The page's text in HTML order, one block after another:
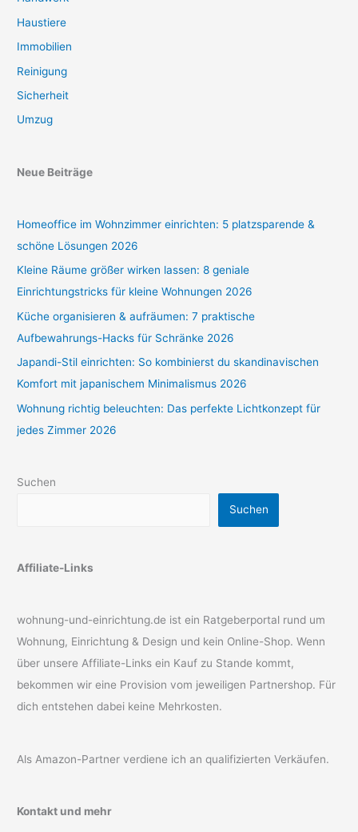
Haustiere
Immobilien
Reinigung
Sicherheit
Umzug
Neue Beiträge
Homeoffice im Wohnzimmer einrichten: 5 platzsparende &
schöne Lösungen 2026
Kleine Räume größer wirken lassen: 8 geniale
Einrichtungstricks für kleine Wohnungen 2026
Küche organisieren & aufräumen: 7 praktische
Aufbewahrungs-Hacks für Schränke 2026
Japandi-Stil einrichten: So kombinierst du skandinavischen
Komfort mit japanischem Minimalismus 2026
Wohnung richtig beleuchten: Das perfekte Lichtkonzept für
jedes Zimmer 2026
Suchen
Suchen
Affiliate-Links
wohnung-und-einrichtung.de ist ein Ratgeberportal rund um
Wohnung, Einrichtung & Design und kein Online-Shop. Wenn
über unsere Affiliate-Links ein Kauf zu Stande kommt,
bekommen wir eine Provision vom jeweiligen Partnershop. Für
dich entstehen dabei keine Mehrkosten.
Als Amazon-Partner verdiene ich an qualifizierten Verkäufen.
Kontakt und mehr